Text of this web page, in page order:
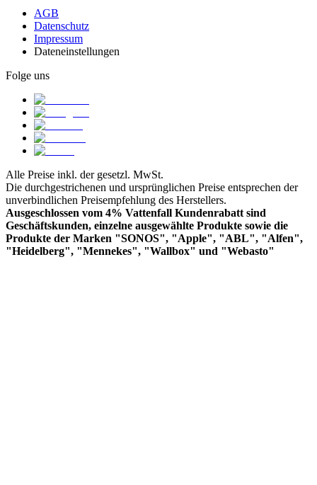
AGB
Datenschutz
Impressum
Dateneinstellungen
Folge uns
Alle Preise inkl. der gesetzl. MwSt.
Die durchgestrichenen und ursprünglichen Preise entsprechen der
unverbindlichen Preisempfehlung des Herstellers.
Ausgeschlossen vom 4% Vattenfall Kundenrabatt sind
Geschäftskunden, einzelne ausgewählte Produkte sowie die
Produkte der Marken "SONOS", "Apple", "ABL", "Alfen",
"Heidelberg", "Mennekes", "Wallbox" und "Webasto"